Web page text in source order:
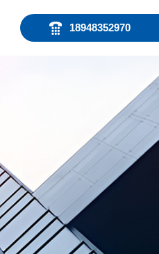
18948352970